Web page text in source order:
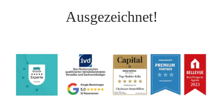
Ausgezeichnet!